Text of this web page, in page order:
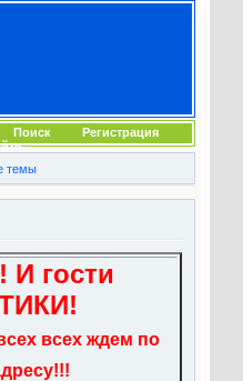
Поиск
Регистрация
темы
гости
всех ждем по